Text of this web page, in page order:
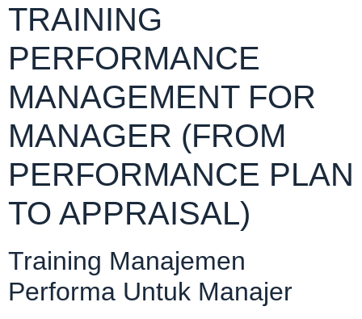
TRAINING
PERFORMANCE
MANAGEMENT FOR
MANAGER (FROM
PERFORMANCE PLAN
TO APPRAISAL)
Training Manajemen
Performa Untuk Manajer